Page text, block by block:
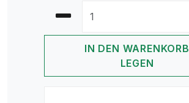
IN DEN WARENKORB
LEGEN